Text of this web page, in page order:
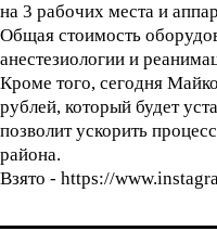
на 3 рабочих места и
Общая стоимость
анестезиологии и
Кроме того, сегодня
рублей, который будет
позволит ускорить
района.
Взято - https://